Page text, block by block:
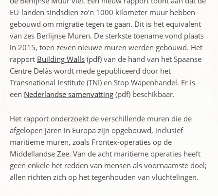
EU-landen sindsdien zo’n 1000 kilometer muur hebben
gebouwd om migratie tegen te gaan. Dit is het equivalent
van zes Berlijnse Muren. De sterkste toename vond plaats
in 2015, toen zeven nieuwe muren werden gebouwd. Het
rapport Building Walls (pdf) van de hand van het Spaanse
Centre Delàs wordt mede gepubliceerd door het
Transnational Institute (TNI) en Stop Wapenhandel. Er is
een Nederlandse samenvatting (pdf) beschikbaar.
Het rapport onderzoekt de verschillende muren die de
afgelopen jaren in Europa zijn opgebouwd, inclusief
maritieme muren, zoals Frontex-operaties op de
Middellandse Zee. Van de acht maritieme operaties heeft
geen enkele het redden van mensen als voornaamste doel;
allen richten zich op het tegenhouden van vluchtelingen.